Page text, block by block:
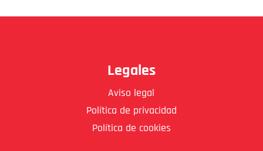
Legales
Aviso legal
Política de privacidad
Política de cookies